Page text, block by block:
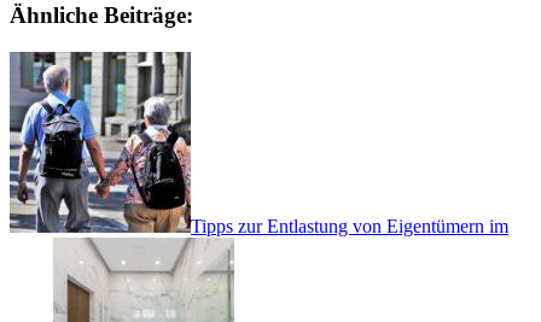
Ähnliche Beiträge:
Tipps zur Entlastung von Eigentümern im